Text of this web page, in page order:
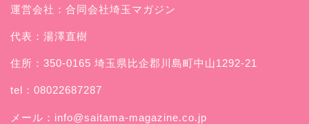
運営会社：合同会社埼玉マガジン
代表：湯澤直樹
住所：350-0165 埼玉県比企郡川島町中山1292-21
tel：08022687287
メール： info@saitama-magazine.co.jp